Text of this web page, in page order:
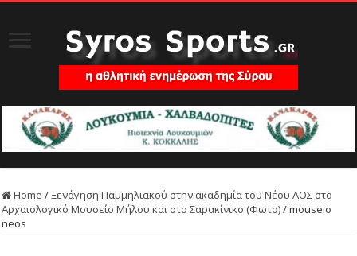
Home /Ξενάγηση Παμμηλιακού στην ακαδημία του Νέου ΑΟΣ στο
Αρχαιολογικό Μουσείο Μήλου και στο Σαρακίνικο (Φωτο)/mouseio
neos